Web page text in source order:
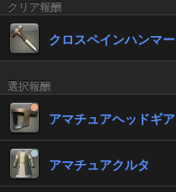
クリア報酬
クロスペインハンマー
選択報酬
アマチュアヘッドギア
アマチュアクルタ